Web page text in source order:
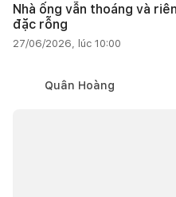
Nhà ống vẫn thoáng và
đặc rỗng
27/06/2026, lúc 10:00
Quân Hoàng